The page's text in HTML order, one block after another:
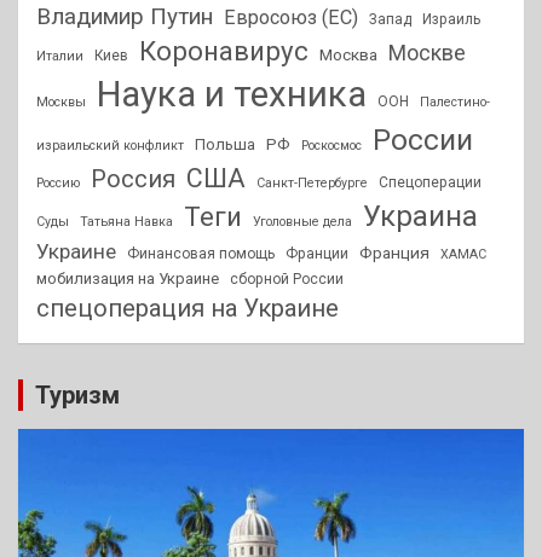
Владимир Путин Евросоюз (ЕС) Запад Израиль
Италии Киев Коронавирус Москва Москве
Москвы Наука и техника ООН Палестино-
израильский конфликт Польша РФ Роскосмос России
Россию Россия США Санкт-Петербурге Спецоперации
Суды Татьяна Навка Теги Уголовные дела Украина
Украине Финансовая помощь Франции Франция ХАМАС
мобилизация на Украине сборной России
спецоперация на Украине
Туризм